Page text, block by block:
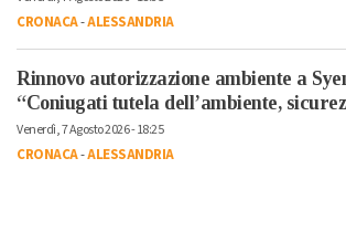
CRONACA-ALESSANDRIA
Rinnovo autorizzazione ambiente a
“Coniugati tutela dell’ambiente,
Venerdì, 7 Agosto 2026 - 18:25
CRONACA-ALESSANDRIA